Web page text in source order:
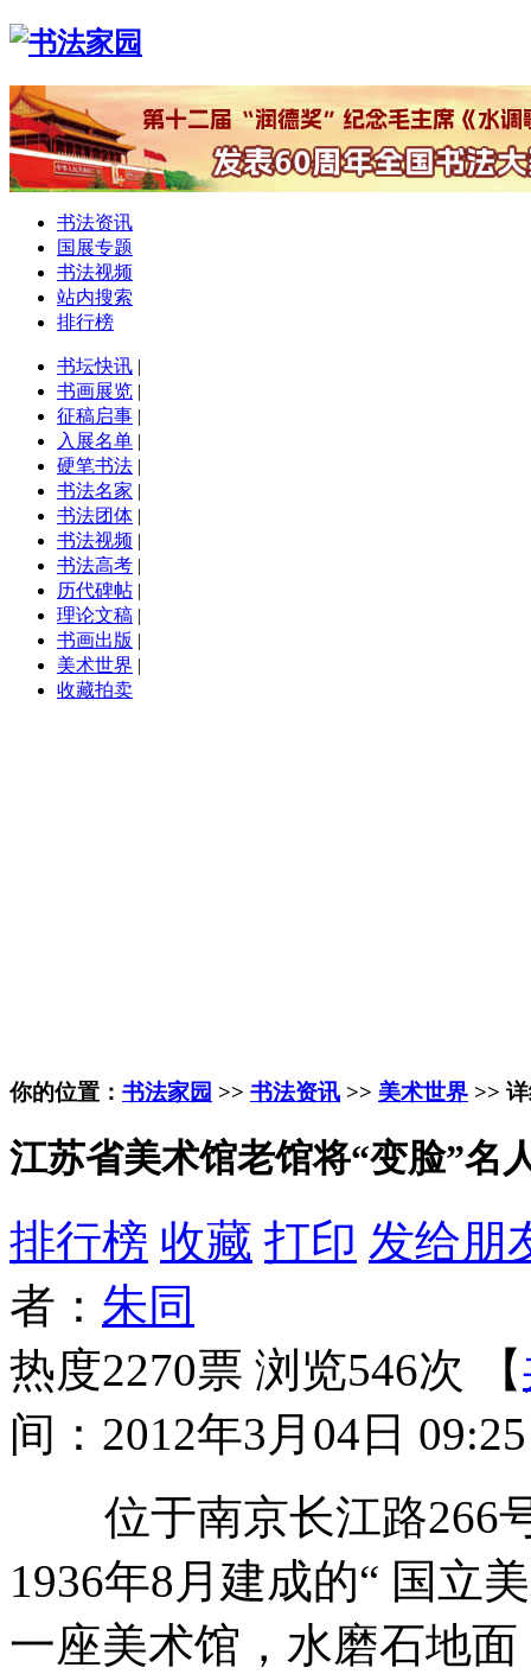
书法资讯
国展专题
书法视频
站内搜索
排行榜
书坛快讯 |
书画展览 |
征稿启事 |
入展名单 |
硬笔书法 |
书法名家 |
书法团体 |
书法视频 |
书法高考 |
历代碑帖 |
理论文稿 |
书画出版 |
美术世界 |
收藏拍卖
你的位置： 书法家园 >> 书法资讯 >> 美术世界 >>
江苏省美术馆老馆将“变脸”名
排行榜 收藏 打印 发给朋
者： 朱同
热度2270票 浏览546次 【
间：2012年3月04日 09:25
位于南京长江路266号
1936年8月建成的“ 国立
一座美术馆，水磨石地